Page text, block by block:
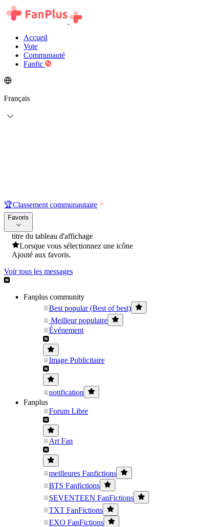
Accueil
Vote
Communauté
Fanfic
Français
🏆Classement communautaire
Favoris
titre du tableau d'affichage
Lorsque vous sélectionnez une icône
Ajouté aux favoris.
Voir tous les messages
Fanplus community
Best popular (Best of best)
Meilleur populaire
Événement
Image Publicitaire
notification
Fanplus
Forum Libre
Art Fan
meilleures Fanfictions
BTS Fanfictions
SEVENTEEN FanFictions
TXT FanFictions
EXO FanFictions